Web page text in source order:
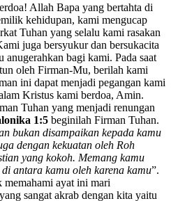
Allah Bapa yang bertahta di
kehidupan, kami mengucap
Tuhan yang selalu kami rasakan
juga bersyukur dan bersukacita
anugerahkan bagi kami. Pada saat
oleh Firman-Mu, berilah kami
ini dapat menjadi pegangan kami
Kristus kami berdoa, Amin.
Tuhan yang menjadi renungan
1:5 beginilah Firman Tuhan.
bukan disampaikan kepada kamu
dengan kekuatan oleh Roh
yang kokoh. Memang kamu
antara kamu oleh karena kamu”.
ayat ini mari
sangat akrab dengan kita yaitu